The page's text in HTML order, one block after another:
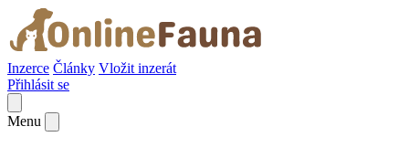
Inzerce Články Vložit inzerát
Přihlásit se
Menu